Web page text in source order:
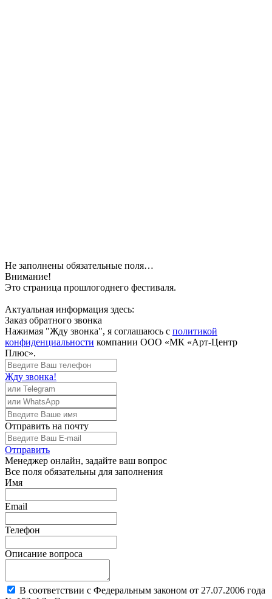
Не заполнены обязательные поля…
Внимание!
Это страница прошлогоднего фестиваля.
Актуальная информация здесь:
Заказ обратного звонка
Нажимая "Жду звонка", я соглашаюсь с политикой
конфиденциальности компании ООО «МК «Арт-Центр
Плюс».
Жду звонка!
Отправить на почту
Отправить
Менеджер онлайн, задайте ваш вопрос
Все поля обязательны для заполнения
Имя
Email
Телефон
Описание вопроса
В соответствии с Федеральным законом от 27.07.2006 года